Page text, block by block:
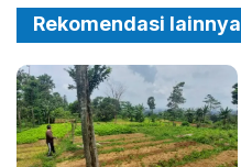
Rekomendasi lainnya